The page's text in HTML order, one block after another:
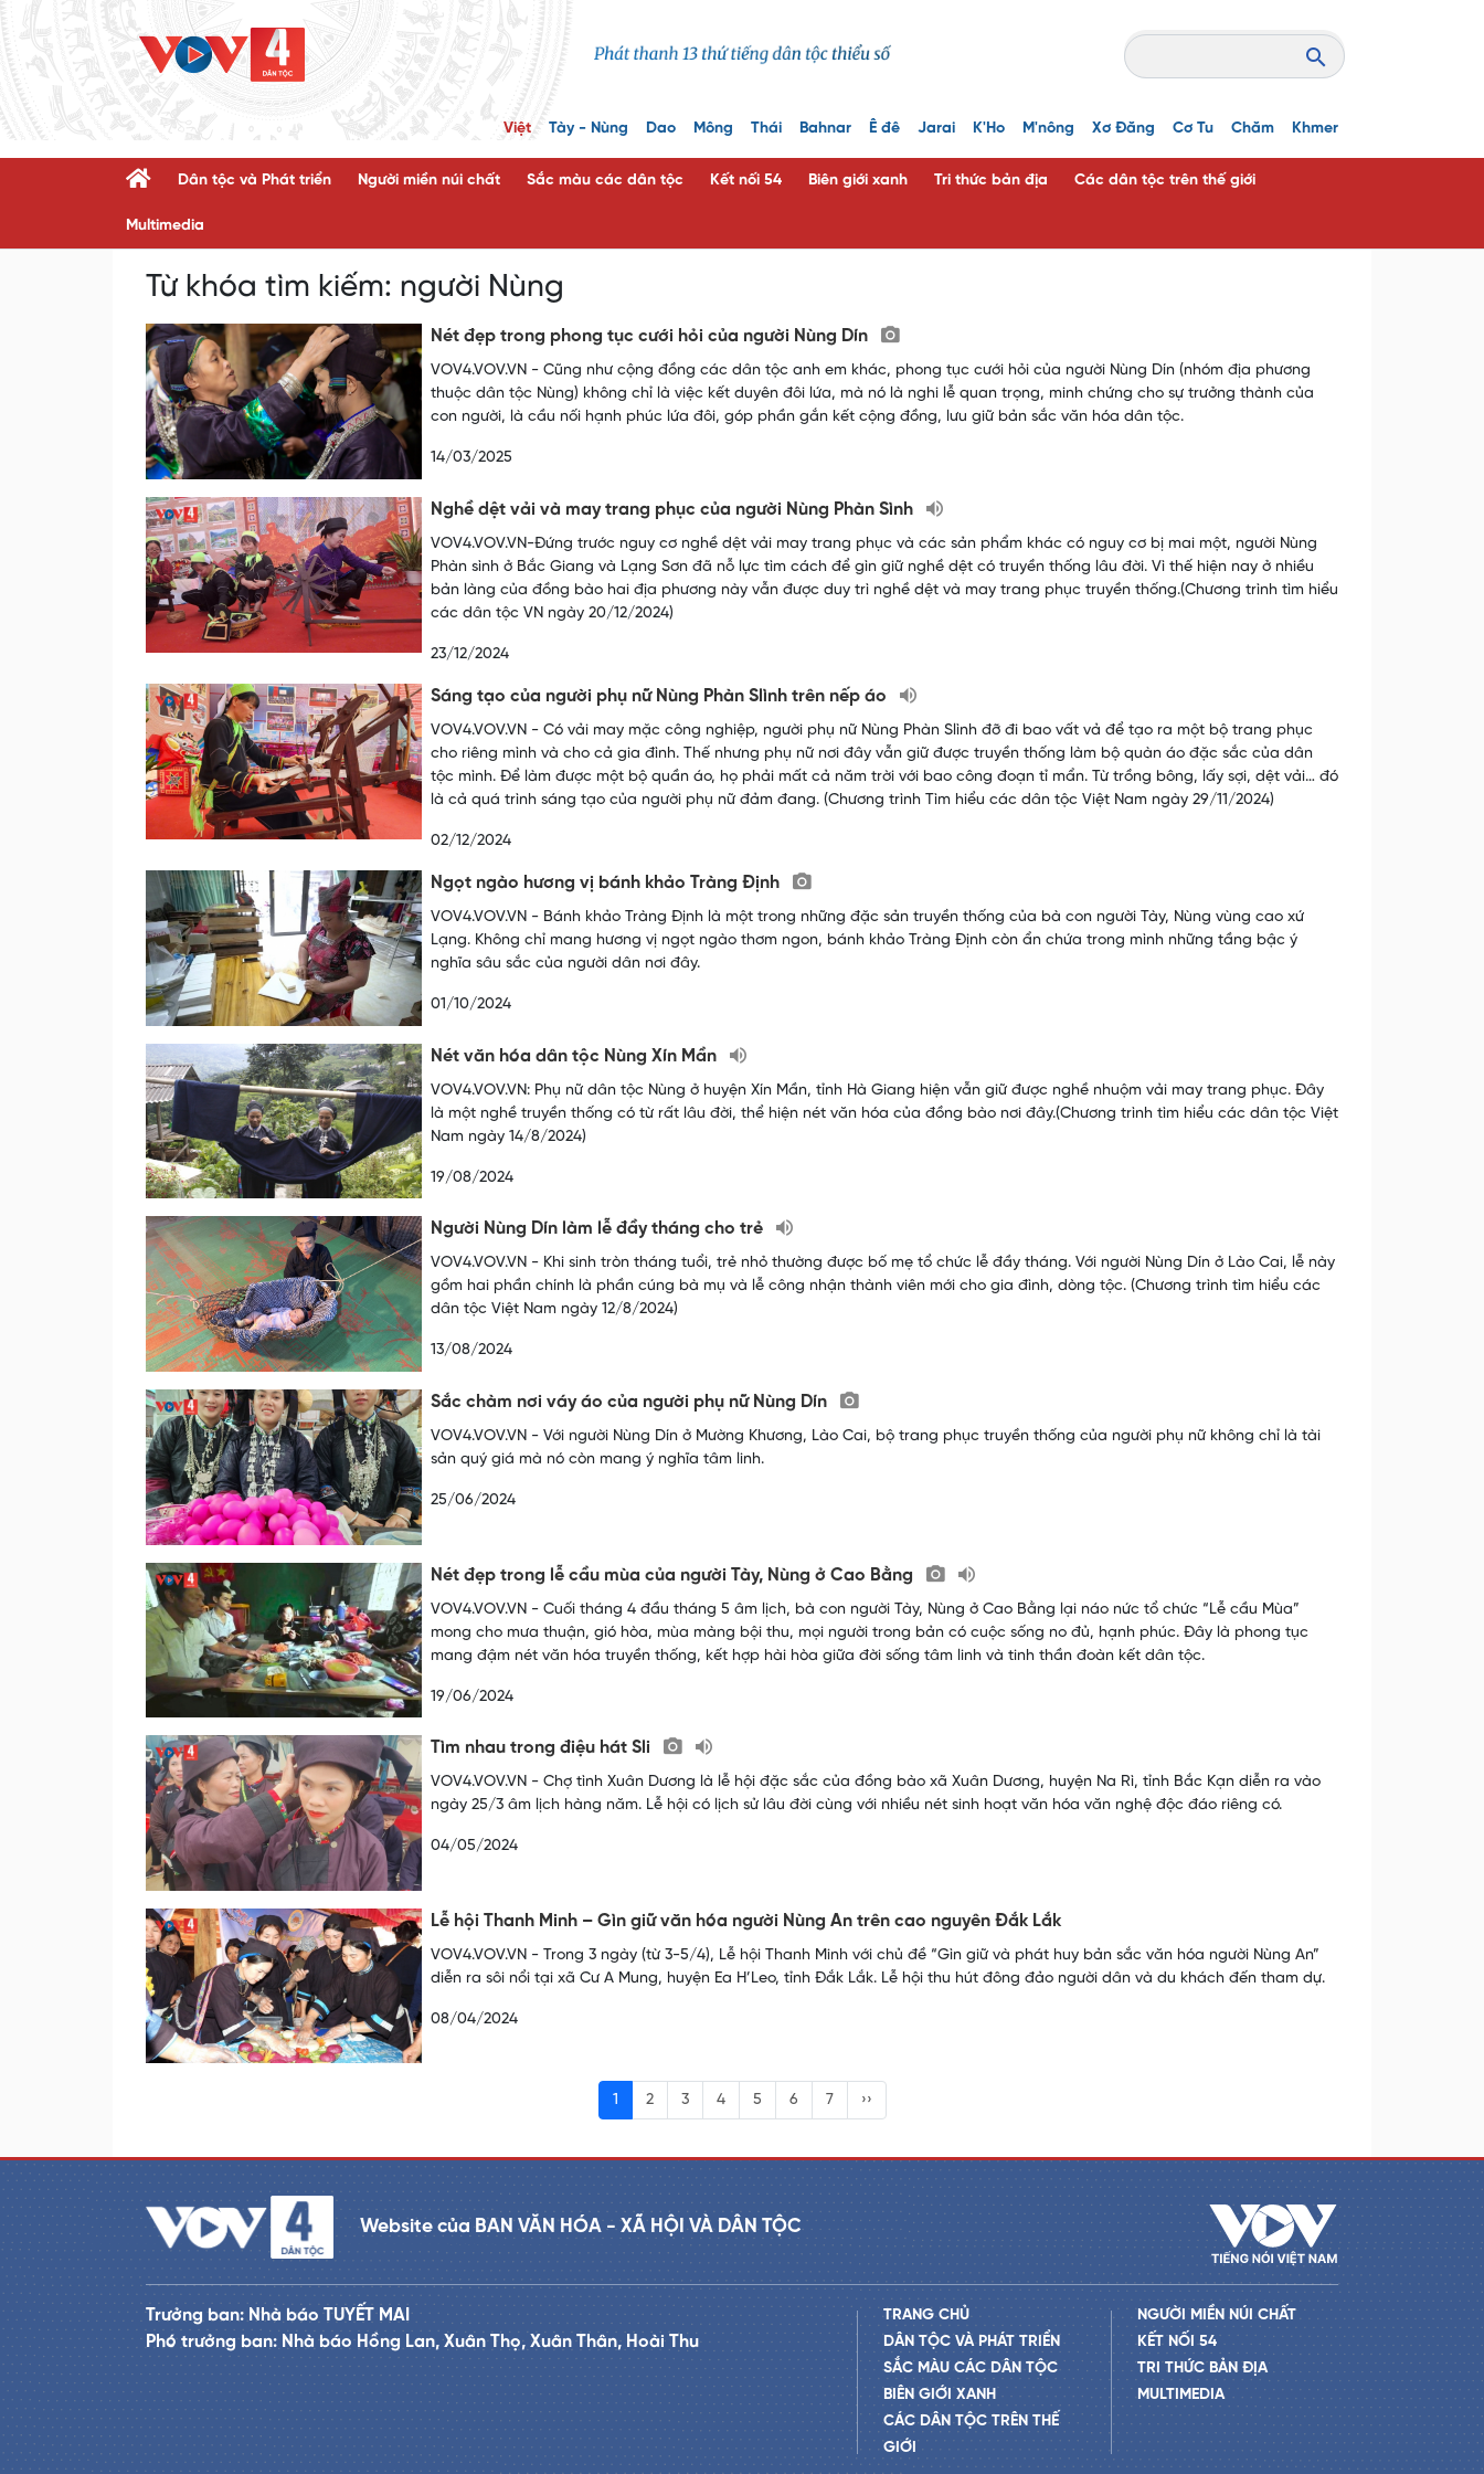
Việt Tày - Nùng Dao Mông Thái Bahnar Ê đê Jarai K'Ho M'nông Xơ Đăng Cơ Tu Chăm Khmer
Dân tộc và Phát triển Người miền núi chất Sắc màu các dân tộc Kết nối 54 Biên giới xanh Tri thức bản địa Các dân tộc trên thế giới
Multimedia
Từ khóa tìm kiếm: người Nùng
Nét đẹp trong phong tục cưới hỏi của người Nùng Dín
VOV4.VOV.VN - Cũng như cộng đồng các dân tộc anh em khác, phong tục cưới hỏi của người Nùng Dín (nhóm địa phương
thuộc dân tộc Nùng) không chỉ là việc kết duyên đôi lứa, mà nó là nghi lễ quan trọng, minh chứng cho sự trưởng thành của
con người, là cầu nối hạnh phúc lứa đôi, góp phần gắn kết cộng đồng, lưu giữ bản sắc văn hóa dân tộc.
14/03/2025
Nghề dệt vải và may trang phục của người Nùng Phàn Sình
VOV4.VOV.VN-Đứng trước nguy cơ nghề dệt vải may trang phục và các sản phẩm khác có nguy cơ bị mai một, người Nùng
Phàn sình ở Bắc Giang và Lạng Sơn đã nỗ lực tìm cách để gìn giữ nghề dệt có truyền thống lâu đời. Vì thế hiện nay ở nhiều
bản làng của đồng bào hai địa phương này vẫn được duy trì nghề dệt và may trang phục truyền thống.(Chương trình tìm hiểu
các dân tộc VN ngày 20/12/2024)
23/12/2024
Sáng tạo của người phụ nữ Nùng Phàn Slình trên nếp áo
VOV4.VOV.VN - Có vải may mặc công nghiệp, người phụ nữ Nùng Phàn Slình đỡ đi bao vất vả để tạo ra một bộ trang phục
cho riêng mình và cho cả gia đình. Thế nhưng phụ nữ nơi đây vẫn giữ được truyền thống làm bộ quàn áo đặc sắc của dân
tộc mình. Để làm được một bộ quần áo, họ phải mất cả năm trời với bao công đoạn tỉ mẩn. Từ trồng bông, lấy sợi, dệt vải… đó
là cả quá trình sáng tạo của người phụ nữ đảm đang. (Chương trình Tìm hiểu các dân tộc Việt Nam ngày 29/11/2024)
02/12/2024
Ngọt ngào hương vị bánh khảo Tràng Định
VOV4.VOV.VN - Bánh khảo Tràng Định là một trong những đặc sản truyền thống của bà con người Tày, Nùng vùng cao xứ
Lạng. Không chỉ mang hương vị ngọt ngào thơm ngon, bánh khảo Tràng Định còn ẩn chứa trong mình những tầng bậc ý
nghĩa sâu sắc của người dân nơi đây.
01/10/2024
Nét văn hóa dân tộc Nùng Xín Mần
VOV4.VOV.VN: Phụ nữ dân tộc Nùng ở huyện Xín Mần, tỉnh Hà Giang hiện vẫn giữ được nghề nhuộm vải may trang phục. Đây
là một nghề truyền thống có từ rất lâu đời, thể hiện nét văn hóa của đồng bào nơi đây.(Chương trình tìm hiểu các dân tộc Việt
Nam ngày 14/8/2024)
19/08/2024
Người Nùng Dín làm lễ đầy tháng cho trẻ
VOV4.VOV.VN - Khi sinh tròn tháng tuổi, trẻ nhỏ thường được bố mẹ tổ chức lễ đầy tháng. Với người Nùng Dín ở Lào Cai, lễ này
gồm hai phần chính là phần cúng bà mụ và lễ công nhận thành viên mới cho gia đình, dòng tộc. (Chương trình tìm hiểu các
dân tộc Việt Nam ngày 12/8/2024)
13/08/2024
Sắc chàm nơi váy áo của người phụ nữ Nùng Dín
VOV4.VOV.VN - Với người Nùng Dín ở Mường Khương, Lào Cai, bộ trang phục truyền thống của người phụ nữ không chỉ là tài
sản quý giá mà nó còn mang ý nghĩa tâm linh.
25/06/2024
Nét đẹp trong lễ cầu mùa của người Tày, Nùng ở Cao Bằng
VOV4.VOV.VN - Cuối tháng 4 đầu tháng 5 âm lịch, bà con người Tày, Nùng ở Cao Bằng lại náo nức tổ chức “Lễ cầu Mùa”
mong cho mưa thuận, gió hòa, mùa màng bội thu, mọi người trong bản có cuộc sống no đủ, hạnh phúc. Đây là phong tục
mang đậm nét văn hóa truyền thống, kết hợp hài hòa giữa đời sống tâm linh và tinh thần đoàn kết dân tộc.
19/06/2024
Tìm nhau trong điệu hát Sli
VOV4.VOV.VN - Chợ tình Xuân Dương là lễ hội đặc sắc của đồng bào xã Xuân Dương, huyện Na Rì, tỉnh Bắc Kạn diễn ra vào
ngày 25/3 âm lịch hàng năm. Lễ hội có lịch sử lâu đời cùng với nhiều nét sinh hoạt văn hóa văn nghệ độc đáo riêng có.
04/05/2024
Lễ hội Thanh Minh – Gìn giữ văn hóa người Nùng An trên cao nguyên Đắk Lắk
VOV4.VOV.VN - Trong 3 ngày (từ 3-5/4), Lễ hội Thanh Minh với chủ đề “Gìn giữ và phát huy bản sắc văn hóa người Nùng An”
diễn ra sôi nổi tại xã Cư A Mung, huyện Ea H’Leo, tỉnh Đắk Lắk. Lễ hội thu hút đông đảo người dân và du khách đến tham dự.
08/04/2024
1 2 3 4 5 6 7 ››
Website của BAN VĂN HÓA - XÃ HỘI VÀ DÂN TỘC
Trưởng ban: Nhà báo TUYẾT MAI
Phó trưởng ban: Nhà báo Hồng Lan, Xuân Thọ, Xuân Thân, Hoài Thu
TRANG CHỦ
DÂN TỘC VÀ PHÁT TRIỂN
SẮC MÀU CÁC DÂN TỘC
BIÊN GIỚI XANH
CÁC DÂN TỘC TRÊN THẾ
GIỚI
NGƯỜI MIỀN NÚI CHẤT
KẾT NỐI 54
TRI THỨC BẢN ĐỊA
MULTIMEDIA